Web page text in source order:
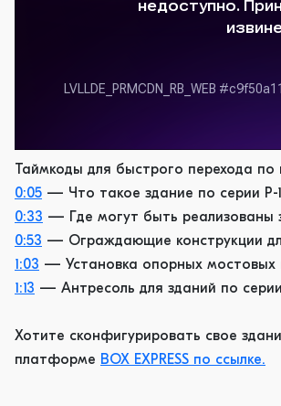
Таймкоды для быстрого перехода
0:05 — Что такое здание по серии Р-
0:33 — Где могут быть реализованы
0:53 — Ограждающие конструкции
1:03 — Установка опорных мостовых
1:13 — Антресоль для зданий по серии
Хотите сконфигурировать свое
платформе BOX EXPRESS по ссылке.